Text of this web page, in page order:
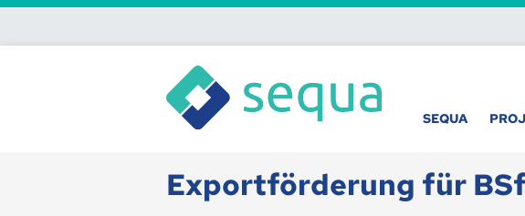
SEQUA
Exportförderung für